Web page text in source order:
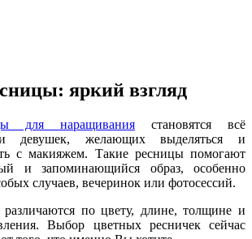
яркий взгляд
для наращивания становятся всё
девушек, желающих выделяться и
с макияжем. Такие ресницы помогают
и запоминающийся образ, особенно
случаев, вечеринок или фотосессий.
по цвету, длине, толщине и
Выбор цветных ресничек сейчас